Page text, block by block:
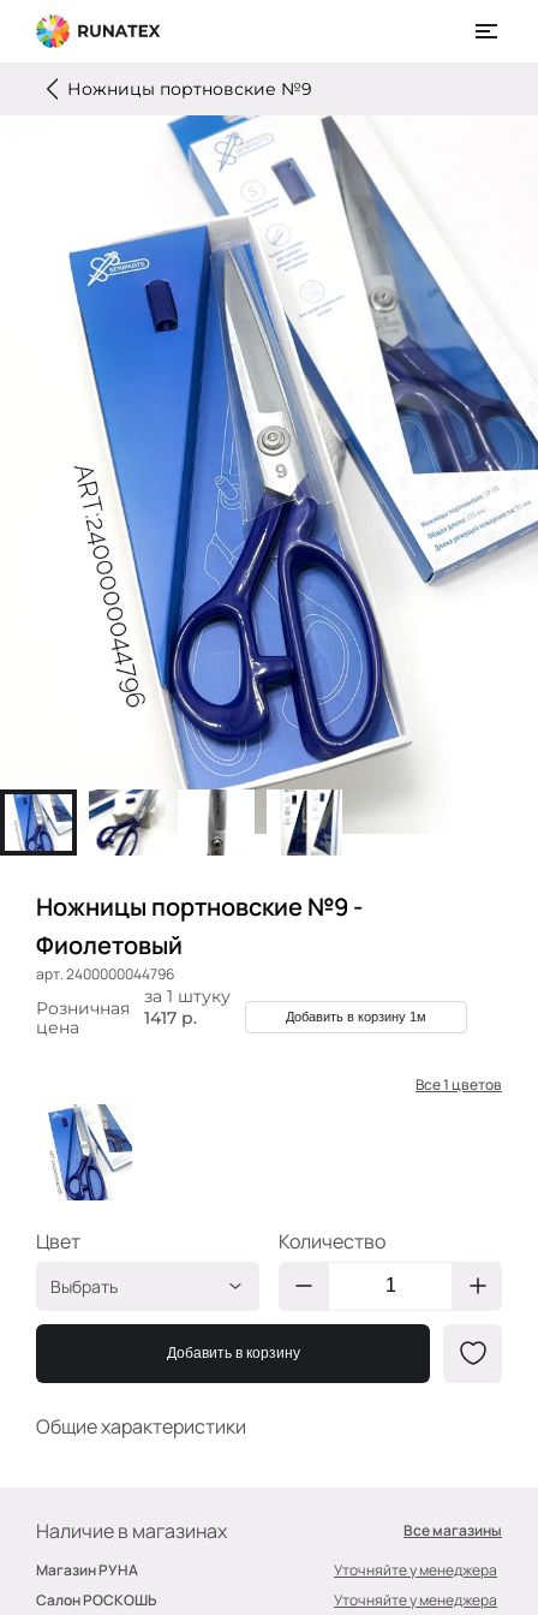
Ножницы портновские №9
Ножницы портновские №9 -
Фиолетовый
арт. 2400000044796
Общие характеристики
за 1 штуку
Розничная
цена
1417 р. Добавить в корзину 1м
Все 1 цветов
Наличие в магазинах
Все магазины
Магазин РУНА
Уточняйте у менеджера
Салон РОСКОШЬ
Уточняйте у менеджера
Цвет
Выбрать
Фиолетовый 2400000044796
Количество
Добавить в корзину